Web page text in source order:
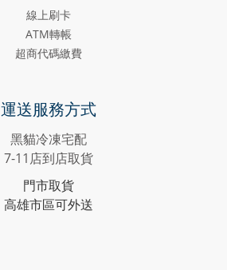
線上刷卡
ATM轉帳
超商代碼繳費
運送服務方式
黑貓冷凍宅配
7-11店到店取貨
門市取貨
高雄市區可外送